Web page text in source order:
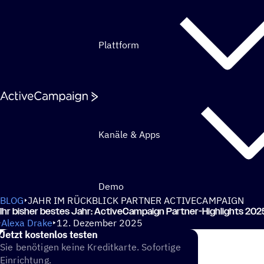
Plattform
Kanäle & Apps
Demo
BLOG JAHR IM RÜCKBLICK PARTNER ACTIVECAMPAIGN
Ihr bisher bestes Jahr: ActiveCampaign Partner-Highlights
Alexa Drake 12. Dezember 2025
Jetzt kosten­los testen
Sie benötigen keine Kreditkarte. Sofortige
Einrichtung.